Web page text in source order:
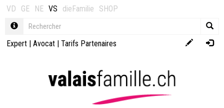
VD GE NE VS dieFamilie SHOP
Expert | Avocat | Tarifs Partenaires